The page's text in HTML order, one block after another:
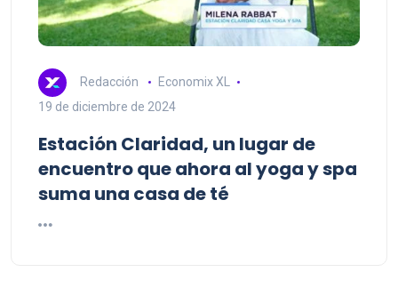
Redacción
Economix XL
19 de diciembre de 2024
Estación Claridad, un lugar de
encuentro que ahora al yoga y spa
suma una casa de té